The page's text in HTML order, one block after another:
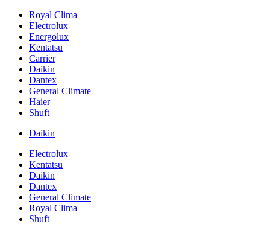
Royal Clima
Electrolux
Energolux
Kentatsu
Carrier
Daikin
Dantex
General Climate
Haier
Shuft
Daikin
Electrolux
Kentatsu
Daikin
Dantex
General Climate
Royal Clima
Shuft